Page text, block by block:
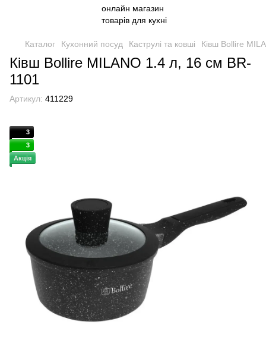
Каталог Кухонний посуд Каструлі та ковші Ківш Bollire
Ківш Bollire MILANO 1.4 л, 16 см BR-
1101
Артикул: 411229
3
3
Акція